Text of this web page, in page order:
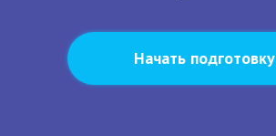
Начать подготовку